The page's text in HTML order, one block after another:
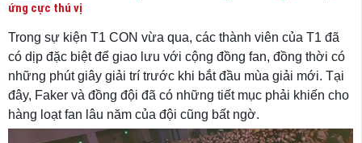
ứng cực thú vị
Trong sự kiện T1 CON vừa qua, các thành viên của T1 đã
có dịp đặc biệt để giao lưu với cộng đồng fan, đồng thời có
những phút giây giải trí trước khi bắt đầu mùa giải mới. Tại
đây, Faker và đồng đội đã có những tiết mục phải khiến cho
hàng loạt fan lâu năm của đội cũng bất ngờ.